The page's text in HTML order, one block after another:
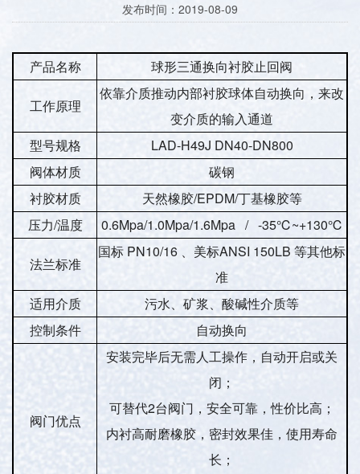
发布时间：2019-08-09
产品名称 球形三通换向衬胶止回阀
工作原理
依靠介质推动内部衬胶球体自动换向，来改
变介质的输入通道
型号规格
LAD-H49J DN40-DN800
阀体材质
碳钢
衬胶材质
天然橡胶/EPDM/丁基橡胶等
压力/温度
0.6Mpa/1.0Mpa/1.6Mpa / -35℃~+130℃
法兰标准
国标 PN10/16 、美标ANSI 150LB 等其他标
准
适用介质
污水、矿浆、酸碱性介质等
控制条件
自动换向
阀门优点
安装完毕后无需人工操作，自动开启或关
闭；
可替代2台阀门，安全可靠，性价比高；
内衬高耐磨橡胶，密封效果佳，使用寿命
长；